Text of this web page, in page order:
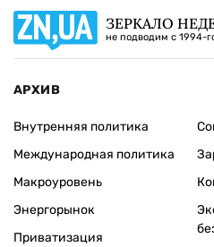
ЗЕРКАЛО
не подводим с 1994-
АРХИВ
Внутренняя политика
Международная политика
Макроуровень
Энергорынок
Приватизация